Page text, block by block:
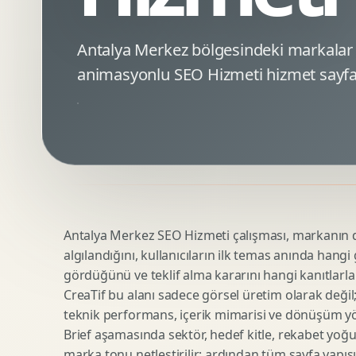
Minimal Logo Tasarimi
Amblem Tasarimi
Logo Revizyonu
Tipografik Logo Tasarimi
Startup Logo Tasarimi
Google Ads Reklam Tasarimi
Kampanya Stratejisi
Performans Reklam Kreatifleri
SEO Denetimi
E Ticaret SEO
Urun Gorsellestirme
3D Reklam Gorseli
Cgi Kampanya Gorseli
Motion 3D
3D Karakter Tasarimi
Antalya Merkez bölgesindeki markalar
animasyonlu SEO Hizmeti hizmet
Antalya Merkez SEO Hizmeti çalışması,
algılandığını, kullanıcıların ilk temas anında
gördüğünü ve teklif alma kararını hangi
CreaTif bu alanı sadece görsel üretim olarak
teknik performans, içerik mimarisi ve dönüşüm
Brief aşamasında sektör, hedef kitle, rekabet